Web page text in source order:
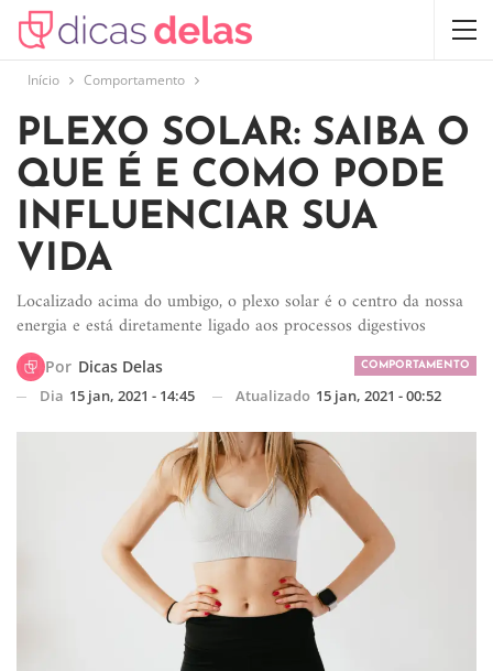
Início Comportamento
PLEXO SOLAR: SAIBA O
QUE É E COMO PODE
INFLUENCIAR SUA
VIDA
Localizado acima do umbigo, o plexo solar é o centro da nossa
energia e está diretamente ligado aos processos digestivos
COMPORTAMENTO
Por Dicas Delas
Dia 15 jan, 2021 - 14:45 Atualizado 15 jan, 2021 - 00:52